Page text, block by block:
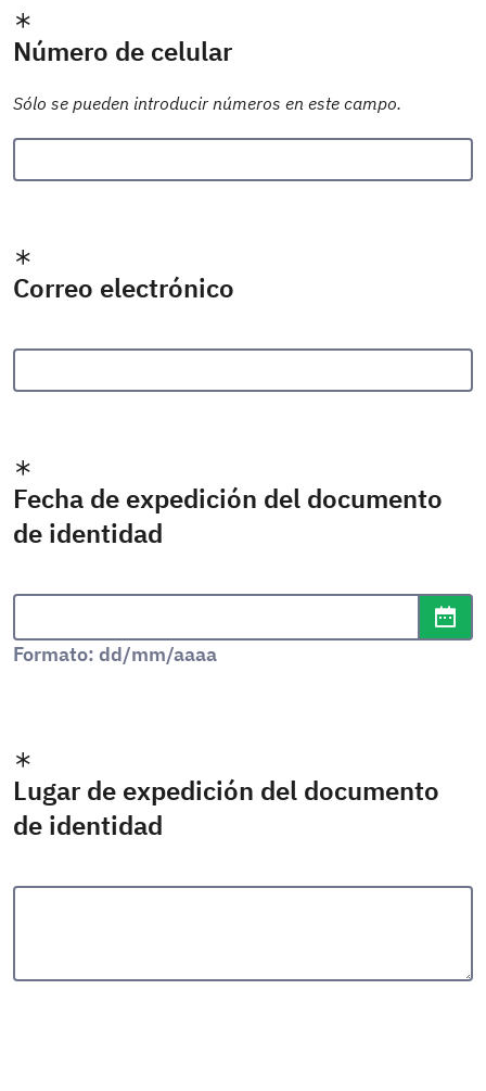
Número de celular
Sólo se pueden introducir números en este campo.
Correo electrónico
Fecha de expedición del documento
de identidad
Formato de fecha: dd/mm/aaaa
Formato: dd/mm/aaaa
Lugar de expedición del documento
de identidad